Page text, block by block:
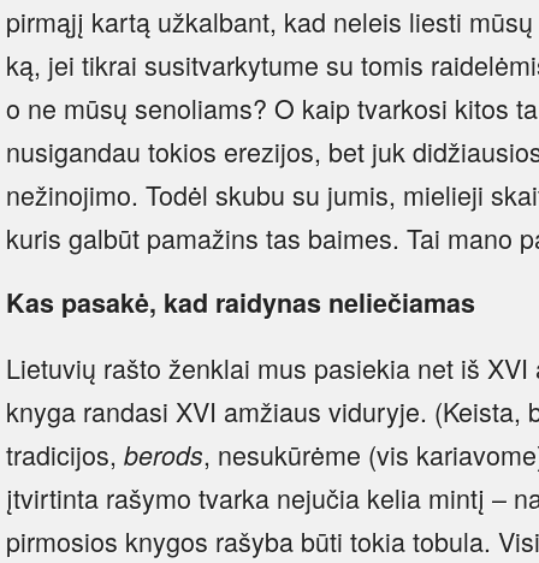
pirmąjį kartą užkalbant, kad neleis liesti
ką, jei tikrai susitvarkytume su tomis
o ne mūsų senoliams? O kaip tvarkosi kitos
nusigandau tokios erezijos, bet juk
nežinojimo. Todėl skubu su jumis, mielieji
kuris galbūt pamažins tas baimes. Tai mano
Kas pasakė, kad raidynas neliečiamas
Lietuvių rašto ženklai mus pasiekia net iš
knyga randasi XVI amžiaus viduryje. (Keista,
tradicijos, berods, nesukūrėme (vis
įtvirtinta rašymo tvarka nejučia kelia mintį –
pirmosios knygos rašyba būti tokia tobula.